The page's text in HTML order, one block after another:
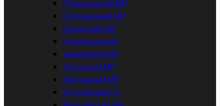
Партизанский МР
Пограничный МР
Пожарский МР
Преображение
Ханкайский МР
Хасанский МР
Хорольский МР
Уссурийский ГО